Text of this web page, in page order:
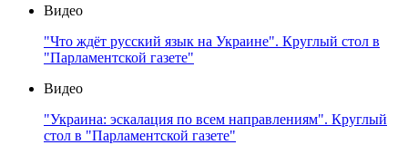
Видео
"Что ждёт русский язык на Украине". Круглый стол в
"Парламентской газете"
Видео
"Украина: эскалация по всем направлениям". Круглый
стол в "Парламентской газете"